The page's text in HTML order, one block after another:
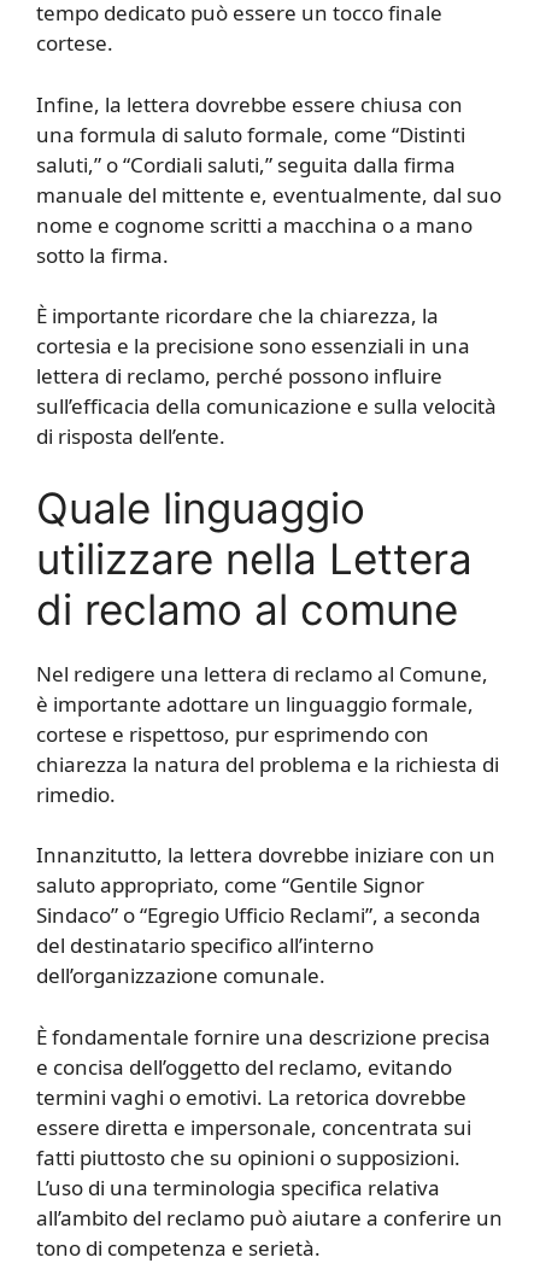
tempo dedicato può essere un tocco finale
cortese.
Infine, la lettera dovrebbe essere chiusa con
una formula di saluto formale, come “Distinti
saluti,” o “Cordiali saluti,” seguita dalla firma
manuale del mittente e, eventualmente, dal suo
nome e cognome scritti a macchina o a mano
sotto la firma.
È importante ricordare che la chiarezza, la
cortesia e la precisione sono essenziali in una
lettera di reclamo, perché possono influire
sull’efficacia della comunicazione e sulla velocità
di risposta dell’ente.
Quale linguaggio
utilizzare nella Lettera
di reclamo al comune
Nel redigere una lettera di reclamo al Comune,
è importante adottare un linguaggio formale,
cortese e rispettoso, pur esprimendo con
chiarezza la natura del problema e la richiesta di
rimedio.
Innanzitutto, la lettera dovrebbe iniziare con un
saluto appropriato, come “Gentile Signor
Sindaco” o “Egregio Ufficio Reclami”, a seconda
del destinatario specifico all’interno
dell’organizzazione comunale.
È fondamentale fornire una descrizione precisa
e concisa dell’oggetto del reclamo, evitando
termini vaghi o emotivi. La retorica dovrebbe
essere diretta e impersonale, concentrata sui
fatti piuttosto che su opinioni o supposizioni.
L’uso di una terminologia specifica relativa
all’ambito del reclamo può aiutare a conferire un
tono di competenza e serietà.